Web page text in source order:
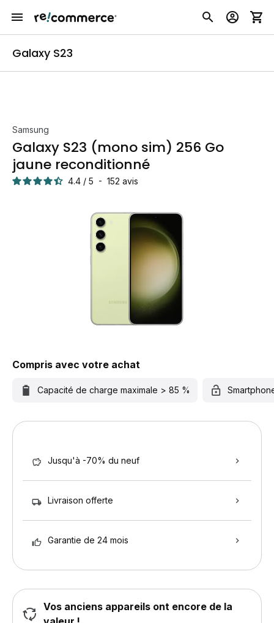
Galaxy S23
Samsung
Galaxy S23 (mono sim) 256 Go
jaune reconditionné
4.4 / 5 - 152 avis
Compris avec votre achat
Capacité de charge maximale > 85 %
Jusqu'à -70% du neuf
Livraison offerte
Garantie de 24 mois
Vos anciens appareils ont encore de la